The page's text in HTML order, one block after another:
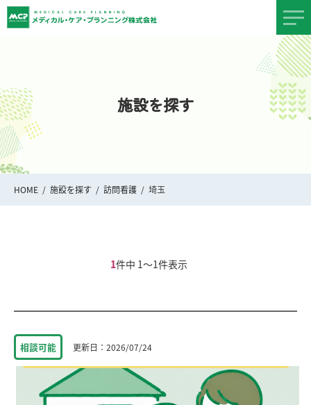
施設を探す
HOME 施設を探す 訪問看護 埼玉
1件中 1〜1件表示
相談可能 2026/07/24